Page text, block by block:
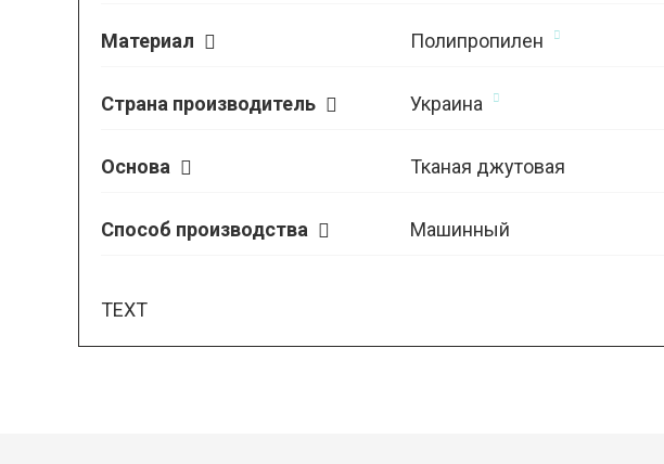
Материал Полипропилен
Страна производитель Украина
Основа Тканая джутовая
Способ производства Машинный
TEXT